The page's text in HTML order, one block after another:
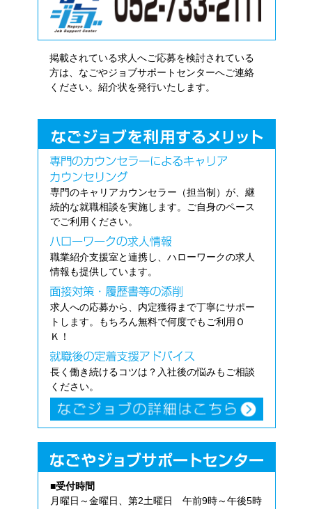
掲載されている求人へご応募を検討されている
方は、なごやジョブサポートセンターへご連絡
ください。紹介状を発行いたします。
専門のキャリアカウンセラー（担当制）が、継
続的な就職相談を実施します。ご自身のペース
でご利用ください。
職業紹介支援室と連携し、ハローワークの求人
情報も提供しています。
求人への応募から、内定獲得まで丁寧にサポー
トします。もちろん無料で何度でもご利用Ｏ
Ｋ！
長く働き続けるコツは？入社後の悩みもご相談
ください。
■受付時間
月曜日～金曜日、第2土曜日 午前9時～午後5時